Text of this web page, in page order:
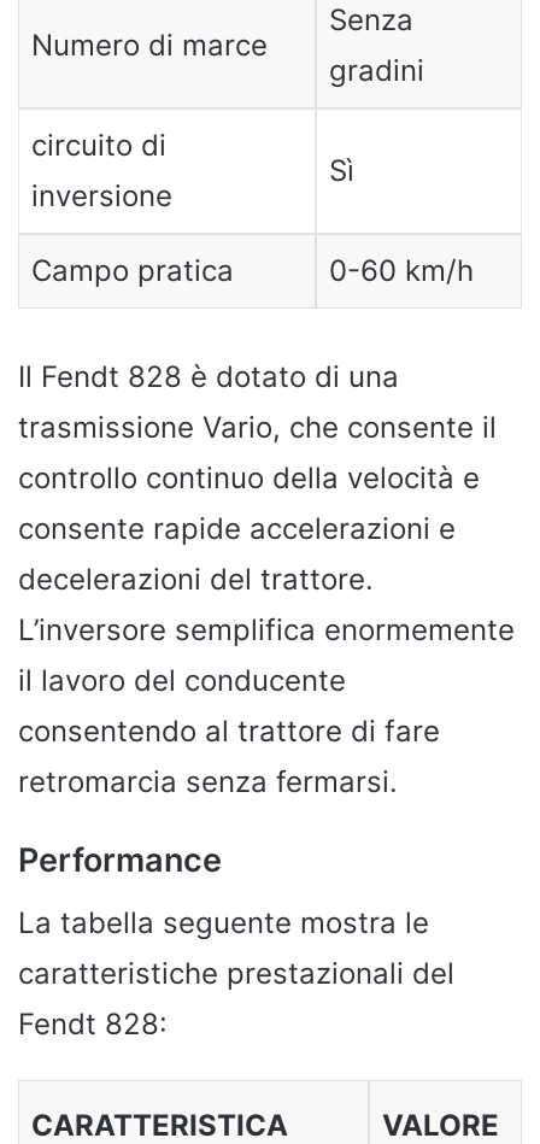
Numero di marce
Senza
gradini
circuito di
inversione
Sì
Campo pratica 0-60 km/h
Il Fendt 828 è dotato di una
trasmissione Vario, che consente il
controllo continuo della velocità e
consente rapide accelerazioni e
decelerazioni del trattore.
L’inversore semplifica enormemente
il lavoro del conducente
consentendo al trattore di fare
retromarcia senza fermarsi.
Performance
La tabella seguente mostra le
caratteristiche prestazionali del
Fendt 828:
CARATTERISTICA VALORE